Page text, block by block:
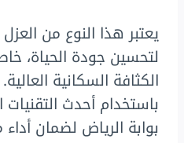
يعتبر هذا النوع من
لتحسين جودة الحياة،
الكثافة السكانية
باستخدام أحدث
بوابة الرياض لضمان